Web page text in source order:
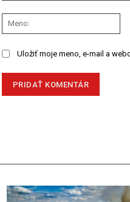
Uložiť moje meno, e-mail a